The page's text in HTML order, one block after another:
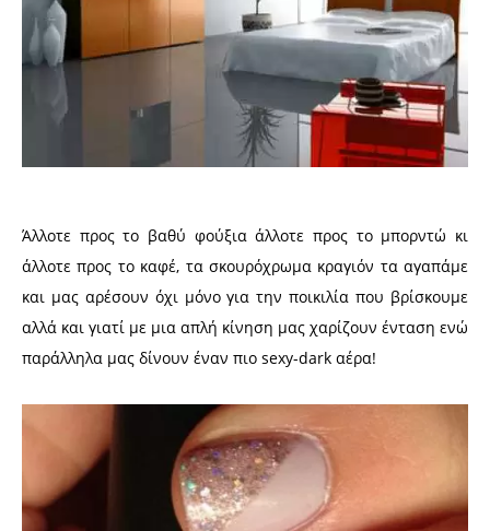
Άλλοτε προς το βαθύ φούξια άλλοτε προς το μπορντώ κι
άλλοτε προς το καφέ, τα σκουρόχρωμα κραγιόν τα αγαπάμε
και μας αρέσουν όχι μόνο για την ποικιλία που βρίσκουμε
αλλά και γιατί με μια απλή κίνηση μας χαρίζουν ένταση ενώ
παράλληλα μας δίνουν έναν πιο sexy-dark αέρα!